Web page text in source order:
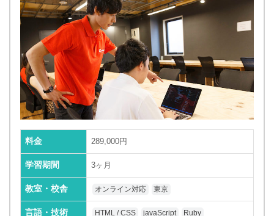
料金 289,000円
学習期間 3ヶ月
教室・校舎 オンライン対応 東京
言語・技術 HTML / CSS javaScript Ruby